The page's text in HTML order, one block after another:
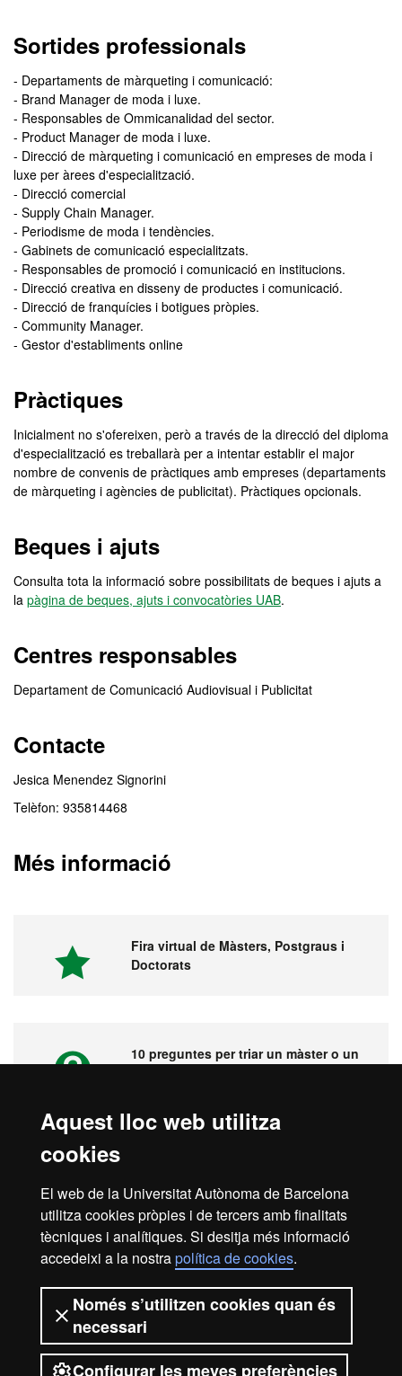
Aquest lloc web utilitza
cookies
El web de la Universitat Autònoma de Barcelona
utilitza cookies pròpies i de tercers amb finalitats
tècniques i analítiques. Si desitja més informació
accedeixi a la nostrapolítica de cookies.
Només s’utilitzen cookies quan és
necessari
Configurar les meves preferències
Sortides professionals
- Departaments de màrqueting i comunicació:
- Brand Manager de moda i luxe.
- Responsables de Ommicanalidad del sector.
- Product Manager de moda i luxe.
- Direcció de màrqueting i comunicació en empreses de moda i
luxe per àrees d'especialització.
- Direcció comercial
- Supply Chain Manager.
- Periodisme de moda i tendències.
- Gabinets de comunicació especialitzats.
- Responsables de promoció i comunicació en institucions.
- Direcció creativa en disseny de productes i comunicació.
- Direcció de franquícies i botigues pròpies.
- Community Manager.
- Gestor d'establiments online
Pràctiques
Inicialment no s'ofereixen, però a través de la direcció del diploma
d'especialització es treballarà per a intentar establir el major
nombre de convenis de pràctiques amb empreses (departaments
de màrqueting i agències de publicitat). Pràctiques opcionals.
Beques i ajuts
Consulta tota la informació sobre possibilitats de beques i ajuts a
la pàgina de beques, ajuts i convocatòries UAB.
Centres responsables
Departament de Comunicació Audiovisual i Publicitat
Contacte
Jesica Menendez Signorini
Telèfon: 935814468
Més informació
Fira virtual de Màsters, Postgraus i
Doctorats
10 preguntes per triar un màster o un
Inici Avís legal
Protecció de dades
Sobre el web